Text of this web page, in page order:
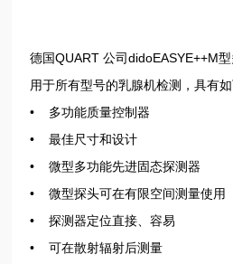
德国QUART 公司didoEASYE++M
用于所有型号的乳腺机检测，具有如
• 多功能质量控制器
• 最佳尺寸和设计
• 微型多功能先进固态探测器
• 微型探头可在有限空间测量使用
• 探测器定位直接、容易
• 可在散射辐射后测量